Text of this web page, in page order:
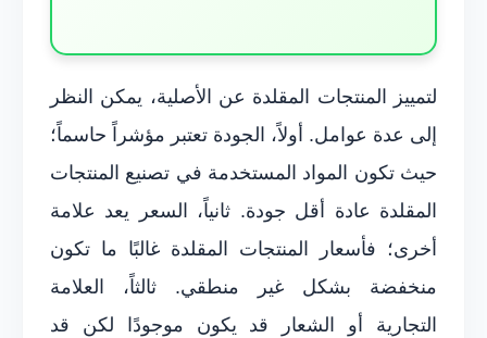
لتمييز المنتجات المقلدة عن الأصلية، يمكن النظر
إلى عدة عوامل. أولاً، الجودة تعتبر مؤشراً حاسماً؛
حيث تكون المواد المستخدمة في تصنيع المنتجات
المقلدة عادة أقل جودة. ثانياً، السعر يعد علامة
أخرى؛ فأسعار المنتجات المقلدة غالبًا ما تكون
منخفضة بشكل غير منطقي. ثالثاً، العلامة
التجارية أو الشعار قد يكون موجودًا لكن قد